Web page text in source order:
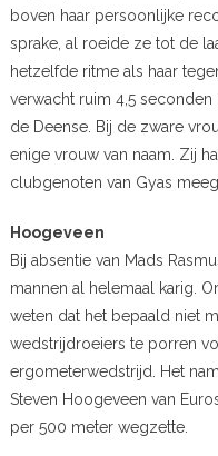
boven haar persoonlijke
sprake, al roeide ze tot de
hetzelfde ritme als haar
verwacht ruim 4,5
de Deense. Bij de zware
enige vrouw van naam. Zij
clubgenoten van Gyas
Hoogeveen
Bij absentie van Mads
mannen al helemaal karig.
weten dat het bepaald niet
wedstrijdroeiers te porren
ergometerwedstrijd. Het
Steven Hoogeveen van
per 500 meter wegzette.